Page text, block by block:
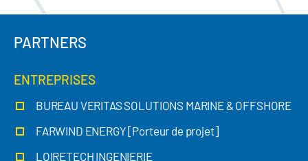
PARTNERS
ENTREPRISES
BUREAU VERITAS SOLUTIONS MARINE & OFFSHORE
FARWIND ENERGY [Porteur de projet]
LOIRETECH INGENIERIE